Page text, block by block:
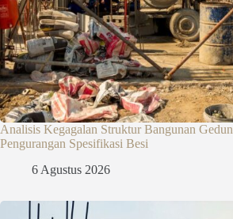
Analisis Kegagalan Struktur Bangunan
Pengurangan Spesifikasi Besi
6 Agustus 2026